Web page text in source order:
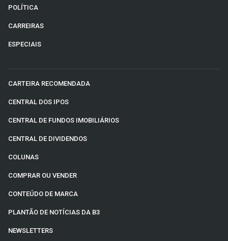
POLÍTICA
CARREIRAS
ESPECIAIS
CARTEIRA RECOMENDADA
CENTRAL DOS IPOS
CENTRAL DE FUNDOS IMOBILIÁRIOS
CENTRAL DE DIVIDENDOS
COLUNAS
COMPRAR OU VENDER
CONTEÚDO DE MARCA
PLANTÃO DE NOTÍCIAS DA B3
NEWSLETTERS